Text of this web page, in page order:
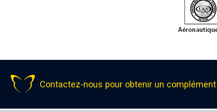
Contactez-nous pour obtenir un complément